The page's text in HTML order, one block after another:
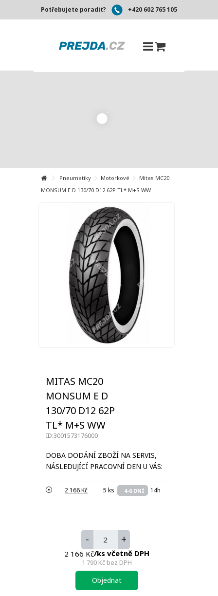
Potřebujete poradit? +420 602 765 105
Pneumatiky Motorkové
Mitas MC20
MONSUM E D 130/70 D12 62P TL* M+S WW
MITAS MC20
MONSUM E D
130/70 D12 62P
TL* M+S WW
ID:3001573176000
DOBA DODÁNÍ ZBOŽÍ NA SERVIS,
NÁSLEDUJÍCÍ PRACOVNÍ DEN U VÁS:
2 166 Kč 5 ks 4-6 DNÍ 14h
- +
2 166 Kč/ks včetně DPH
1 790 Kčbez DPH
Objednat